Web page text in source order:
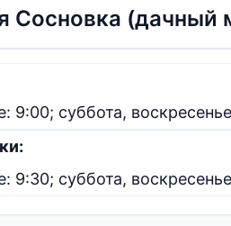
Сосновка (дачный
9:00; суббота,
9:30; суббота,